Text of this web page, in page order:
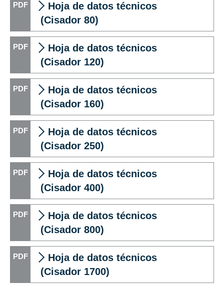
Hoja de datos técnicos
(Cisador 80)
Hoja de datos técnicos
(Cisador 120)
Hoja de datos técnicos
(Cisador 160)
Hoja de datos técnicos
(Cisador 250)
Hoja de datos técnicos
(Cisador 400)
Hoja de datos técnicos
(Cisador 800)
Hoja de datos técnicos
(Cisador 1700)